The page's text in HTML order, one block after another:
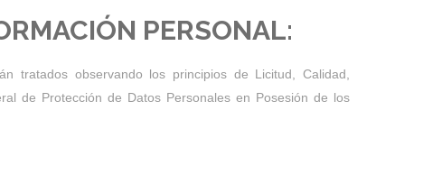
PERSONAL:
tratados observando los principios de Licitud, Calidad,
de Protección de Datos Personales en Posesión de los